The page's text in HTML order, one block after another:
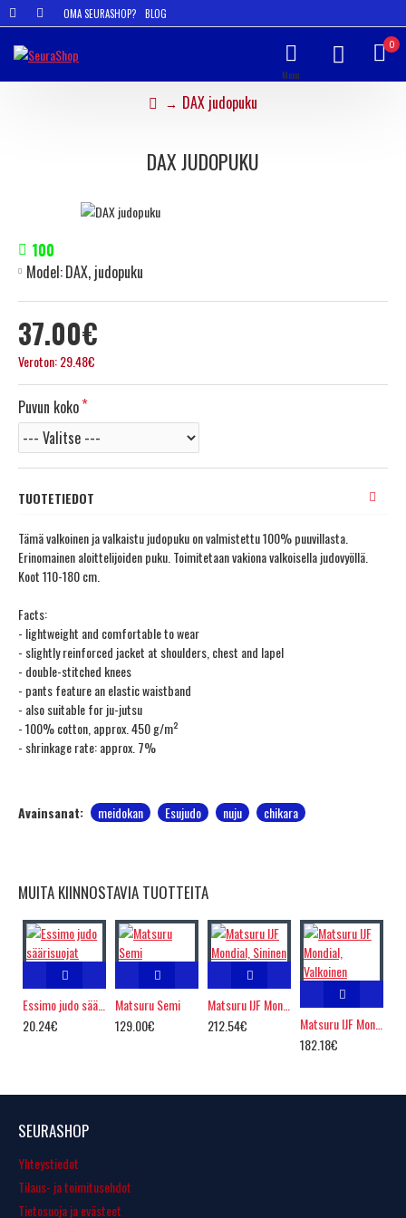
OMA SEURASHOP? BLOG
0
DAX judopuku
DAX JUDOPUKU
37.00€
Veroton: 29.48€
100
Model:DAX, judopuku
Puvun koko
TUOTETIEDOT
Tämä valkoinen ja valkaistu judopuku on valmistettu 100% puuvillasta.
Erinomainen aloittelijoiden puku. Toimitetaan vakiona valkoisella judovyöllä.
Koot 110-180 cm.
Facts:
- lightweight and comfortable to wear
- slightly reinforced jacket at shoulders, chest and lapel
- double-stitched knees
- pants feature an elastic waistband
- also suitable for ju-jutsu
- 100% cotton, approx. 450 g/m²
- shrinkage rate: approx. 7%
Avainsanat: meidokan Esujudo nuju chikara
MUITA KIINNOSTAVIA TUOTTEITA
20.24€
Matsuru Semi
129.00€
Matsuru IJF Mondial, Sininen
212.54€
Matsuru IJF Mondial, Valkoinen
182.18€
SEURASHOP
Yhteystiedot
Tilaus- ja toimitusehdot
Tietosuoja ja evästeet